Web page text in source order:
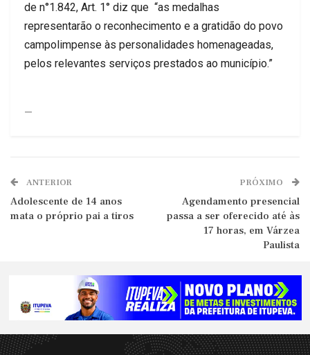
de n°1.842, Art. 1° diz que “as medalhas
representarão o reconhecimento e a gratidão do povo
campolimpense às personalidades homenageadas,
pelos relevantes serviços prestados ao município.”
—
ANTERIOR
Adolescente de 14 anos
mata o próprio pai a tiros
PRÓXIMO
Agendamento presencial
passa a ser oferecido até às
17 horas, em Várzea
Paulista